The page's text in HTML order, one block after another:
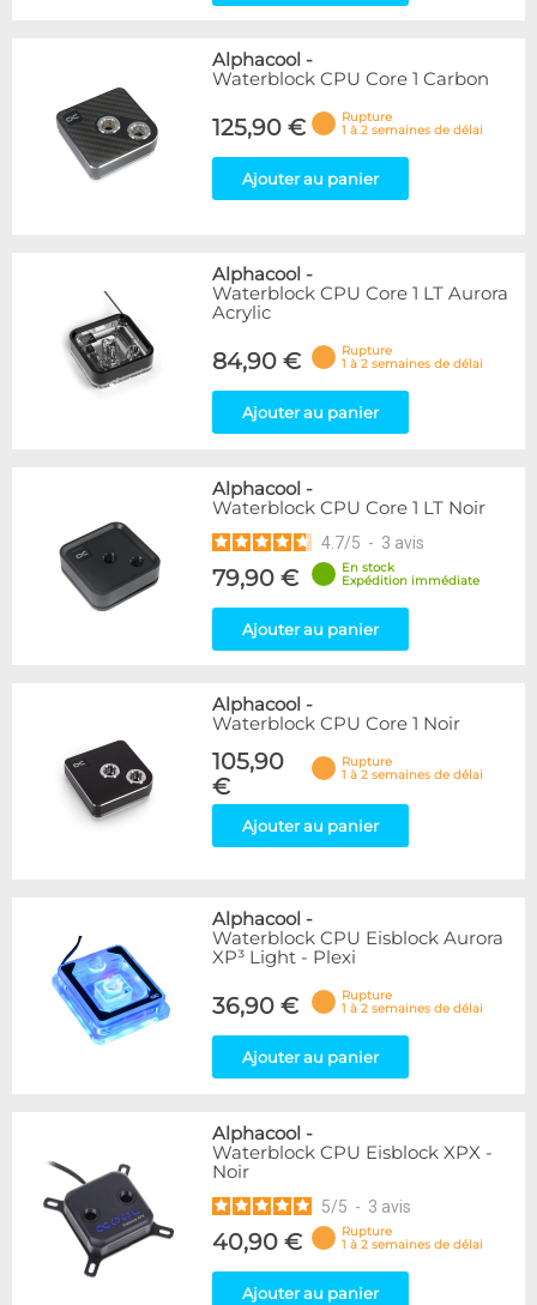
Alphacool -
Waterblock CPU Core 1 Carbon
125,90 €
Rupture
1 à 2 semaines de délai
Ajouter au panier
Alphacool -
Waterblock CPU Core 1 LT Aurora
Acrylic
84,90 €
Rupture
1 à 2 semaines de délai
Ajouter au panier
Alphacool -
Waterblock CPU Core 1 LT Noir
4.7/5 - 3 avis
79,90 €
En stock
Expédition immédiate
Ajouter au panier
Alphacool -
Waterblock CPU Core 1 Noir
105,90
€
Rupture
1 à 2 semaines de délai
Ajouter au panier
Alphacool -
Waterblock CPU Eisblock Aurora
XP³ Light - Plexi
36,90 €
Rupture
1 à 2 semaines de délai
Ajouter au panier
Alphacool -
Waterblock CPU Eisblock XPX -
Noir
5/5 - 3 avis
40,90 €
Rupture
1 à 2 semaines de délai
Ajouter au panier